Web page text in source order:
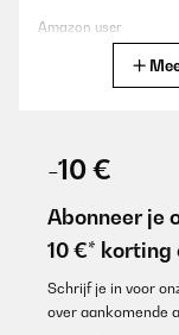
Amazon user
funziona molto
Utente Amazon
Vertaal
-10 €
Abonneer je
10 €* korting
Schrijf je in voor
over aankomende